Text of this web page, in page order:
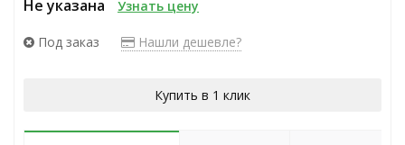
Не указана Узнать цену
Под заказ Нашли дешевле?
Купить в 1 клик